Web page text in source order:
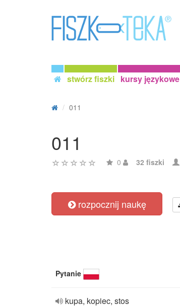
stwórz fiszki kursy językowe
011
011
0 32 fiszki
rozpocznij naukę
Pytanie
kupa, kopiec, stos